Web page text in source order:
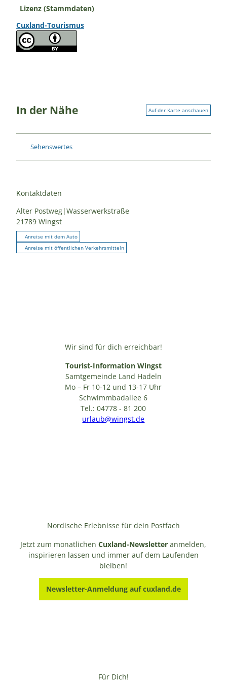
Lizenz (Stammdaten)
Cuxland-Tourismus
In der Nähe Auf der Karte anschauen
Sehenswertes
Kontaktdaten
Alter Postweg|Wasserwerkstraße
21789 Wingst
Anreise mit dem Auto
Anreise mit öffentlichen Verkehrsmitteln
Wir sind für dich erreichbar!
Tourist-Information Wingst
Samtgemeinde Land Hadeln
Mo – Fr 10-12 und 13-17 Uhr
Schwimmbadallee 6
Tel.: 04778 - 81 200
urlaub@wingst.de
Nordische Erlebnisse für dein Postfach
Jetzt zum monatlichenCuxland-Newsletter anmelden,
inspirieren lassen und immer auf dem Laufenden
bleiben!
Newsletter-Anmeldung auf cuxland.de
Für Dich!